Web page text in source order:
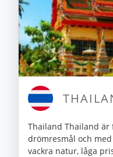
Thailand Thailand är
drömresmål och
vackra natur, låga